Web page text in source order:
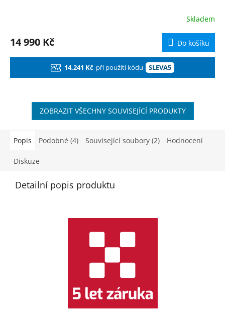
R
M
A
Skladem
14 990 Kč Do košíku
14,241 Kč při použití kódu SLEVA5
ZOBRAZIT VŠECHNY SOUVISEJÍCÍ PRODUKTY
Popis Podobné (4) Související soubory (2) Hodnocení
Diskuze
Detailní popis produktu